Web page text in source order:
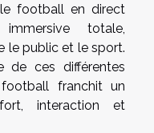
football en direct
totale,
le public et le sport.
de ces différentes
franchit un
interaction et